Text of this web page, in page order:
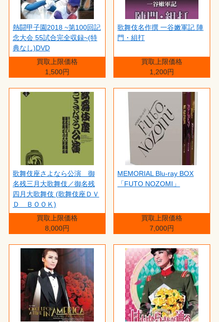
熱闘甲子園2018 ~第100回記
念大会 55試合完全収録~(特
典なし)DVD
買取上限価格
1,500円
歌舞伎名作撰 一谷嫩軍記 陣
門・組打
買取上限価格
1,200円
歌舞伎座さよなら公演 御
名残三月大歌舞伎／御名残
四月大歌舞伎 (歌舞伎座ＤＶ
Ｄ ＢＯＯＫ)
買取上限価格
8,000円
MEMORIAL Blu-ray BOX
「FUTO NOZOMI」
買取上限価格
7,000円